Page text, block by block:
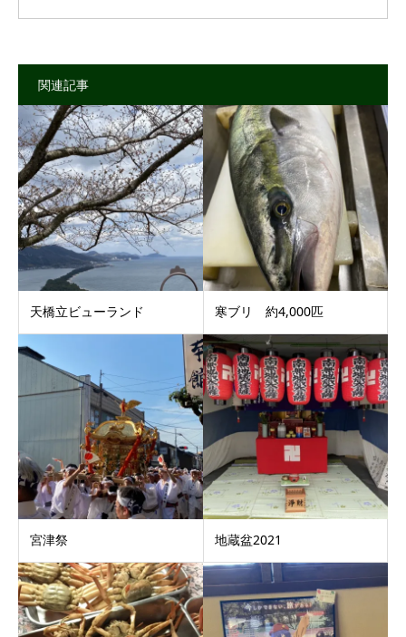
関連記事
天橋立ビューランド 寒ブリ 約4,000匹
宮津祭 地蔵盆2021